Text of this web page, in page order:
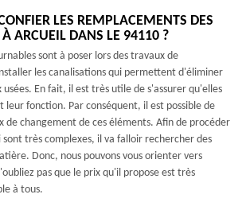
LES REMPLACEMENTS DES
ARCUEIL DANS LE 94110 ?
sont à poser lors des travaux de
les canalisations qui permettent d'éliminer
En fait, il est très utile de s'assurer qu'elles
fonction. Par conséquent, il est possible de
de changement de ces éléments. Afin de procéder
très complexes, il va falloir rechercher des
Donc, nous pouvons vous orienter vers
pas que le prix qu'il propose est très
à tous.